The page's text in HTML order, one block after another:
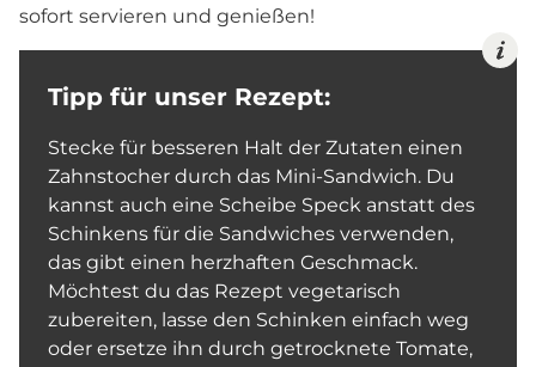
sofort servieren und genießen!
Tipp für unser Rezept:
Stecke für besseren Halt der Zutaten einen
Zahnstocher durch das Mini-Sandwich. Du
kannst auch eine Scheibe Speck anstatt des
Schinkens für die Sandwiches verwenden,
das gibt einen herzhaften Geschmack.
Möchtest du das Rezept vegetarisch
zubereiten, lasse den Schinken einfach weg
oder ersetze ihn durch getrocknete Tomate,